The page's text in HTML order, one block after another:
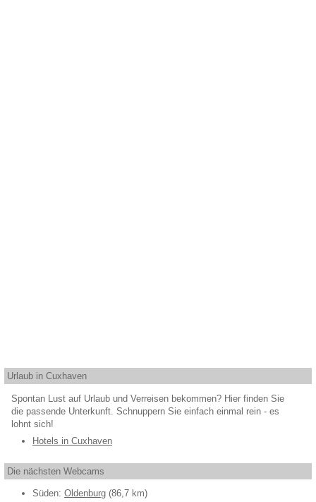
Urlaub in Cuxhaven
Spontan Lust auf Urlaub und Verreisen bekommen? Hier finden Sie
die passende Unterkunft. Schnuppern Sie einfach einmal rein - es
lohnt sich!
Hotels in Cuxhaven
Die nächsten Webcams
Süden: Oldenburg (86,7 km)